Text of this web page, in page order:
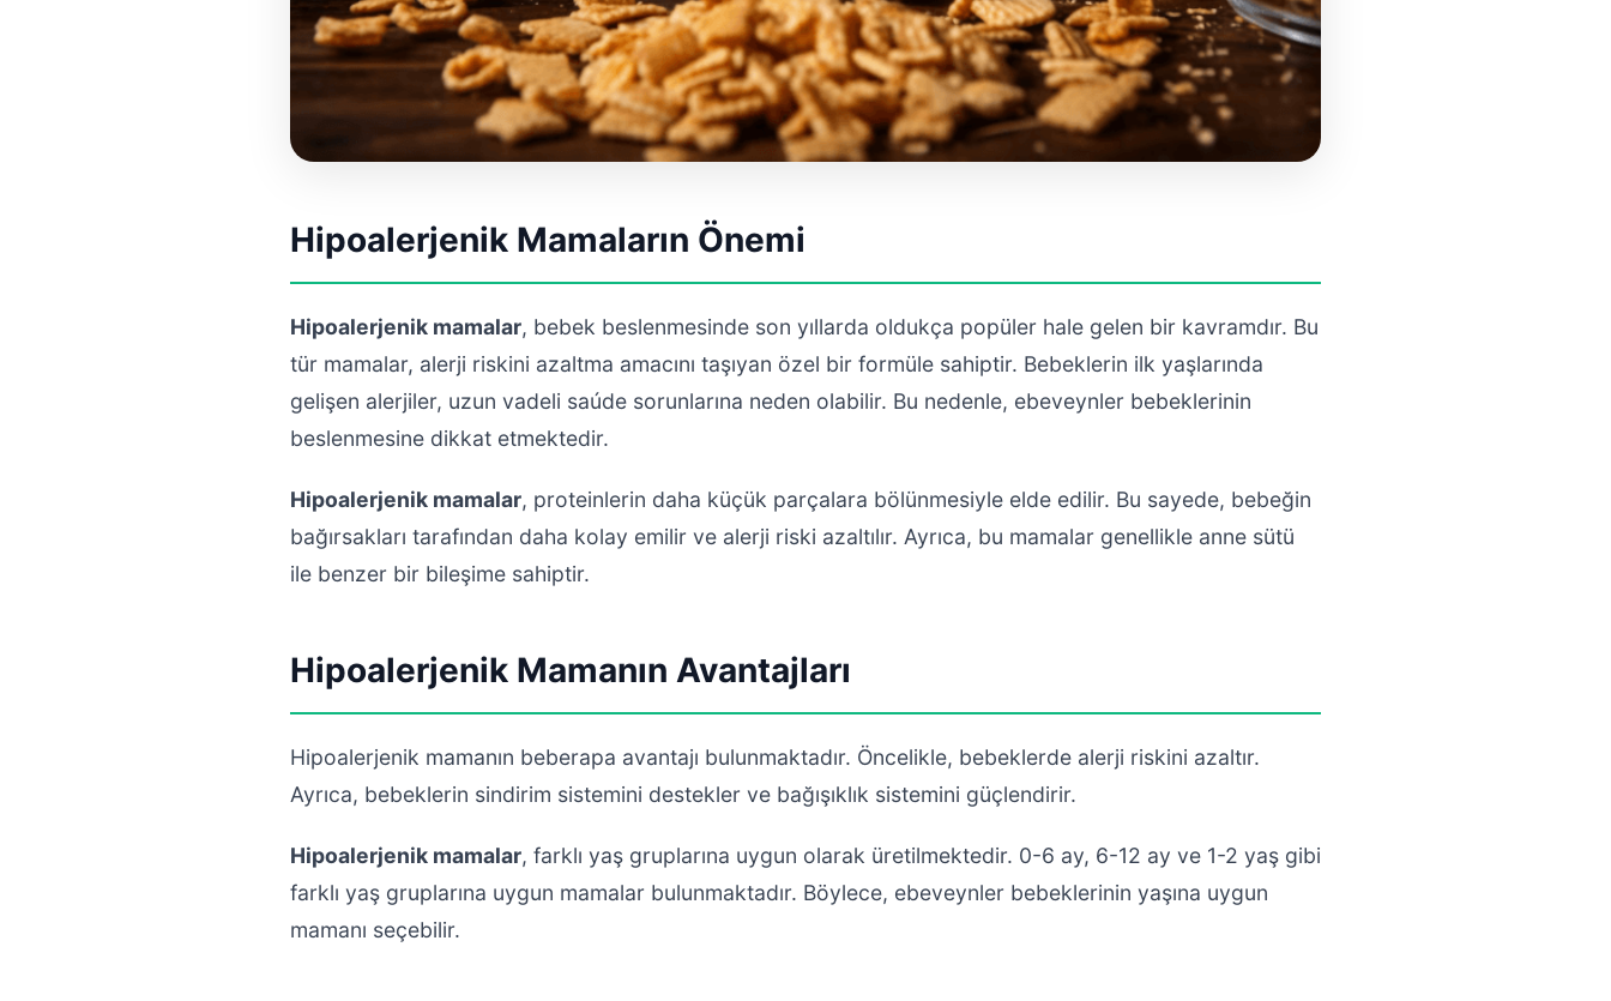
Hipoalerjenik Mamaların Önemi
Hipoalerjenik mamalar, bebek beslenmesinde son yıllarda oldukça popüler hale gelen bir kavramdır. Bu
tür mamalar, alerji riskini azaltma amacını taşıyan özel bir formüle sahiptir. Bebeklerin ilk yaşlarında
gelişen alerjiler, uzun vadeli saúde sorunlarına neden olabilir. Bu nedenle, ebeveynler bebeklerinin
beslenmesine dikkat etmektedir.
Hipoalerjenik mamalar, proteinlerin daha küçük parçalara bölünmesiyle elde edilir. Bu sayede, bebeğin
bağırsakları tarafından daha kolay emilir ve alerji riski azaltılır. Ayrıca, bu mamalar genellikle anne sütü
ile benzer bir bileşime sahiptir.
Hipoalerjenik Mamanın Avantajları
Hipoalerjenik mamanın beberapa avantajı bulunmaktadır. Öncelikle, bebeklerde alerji riskini azaltır.
Ayrıca, bebeklerin sindirim sistemini destekler ve bağışıklık sistemini güçlendirir.
Hipoalerjenik mamalar, farklı yaş gruplarına uygun olarak üretilmektedir. 0-6 ay, 6-12 ay ve 1-2 yaş gibi
farklı yaş gruplarına uygun mamalar bulunmaktadır. Böylece, ebeveynler bebeklerinin yaşına uygun
mamanı seçebilir.